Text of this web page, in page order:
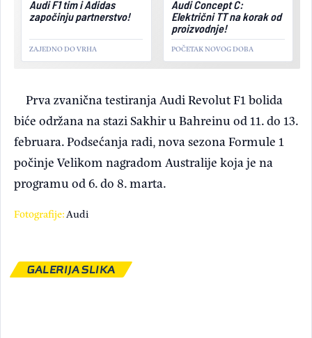
Audi F1 tim i Adidas
započinju partnerstvo!
ZAJEDNO DO VRHA
Audi Concept C:
Električni TT na korak od
proizvodnje!
POČETAK NOVOG DOBA
Prva zvanična testiranja Audi Revolut F1 bolida
biće održana na stazi Sakhir u Bahreinu od 11. do 13.
februara. Podsećanja radi, nova sezona Formule 1
počinje Velikom nagradom Australije koja je na
programu od 6. do 8. marta.
Fotografije:Audi
GALERIJA SLIKA